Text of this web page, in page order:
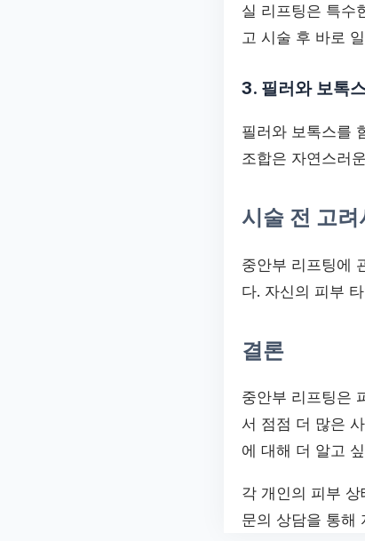
실 리프팅은 특수
고 시술 후 바로
3. 필러와 보톡
필러와 보톡스를
조합은 자연스러
시술 전 고려
중안부 리프팅에
다. 자신의 피부
결론
중안부 리프팅은
서 점점 더 많은
에 대해 더 알고
각 개인의 피부
문의 상담을 통해